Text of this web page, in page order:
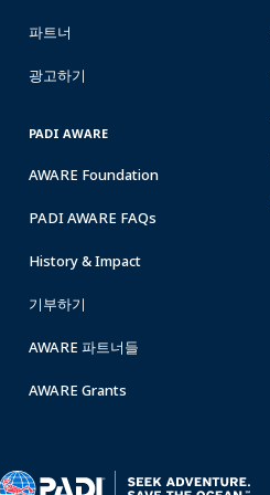
파트너
광고하기
PADI AWARE
AWARE Foundation
PADI AWARE FAQs
History & Impact
기부하기
AWARE 파트너들
AWARE Grants